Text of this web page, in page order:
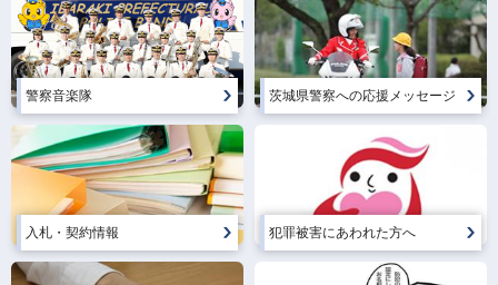
警察音楽隊 茨城県警察への応援メッセージ
入札・契約情報 犯罪被害にあわれた方へ